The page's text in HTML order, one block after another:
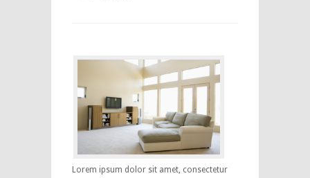
Lorem ipsum dolor sit amet, consectetur